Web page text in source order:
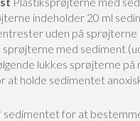
indeholder 20 ml
uden på sprøjterne
med sediment
lukkes sprøjterne på
at holde sedimentet
sedimentet for at